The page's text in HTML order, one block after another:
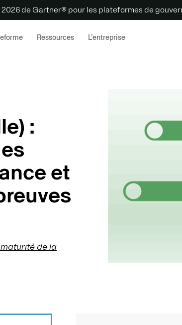
de Gartner® pour les plateformes de
Ressources L’entreprise
:
et
de la